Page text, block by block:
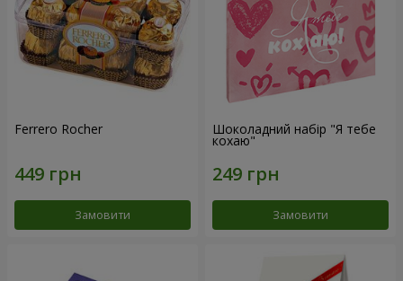
Ferrero Rocher
Замовити
Шоколадний набір "Я тебе
кохаю"
Замовити